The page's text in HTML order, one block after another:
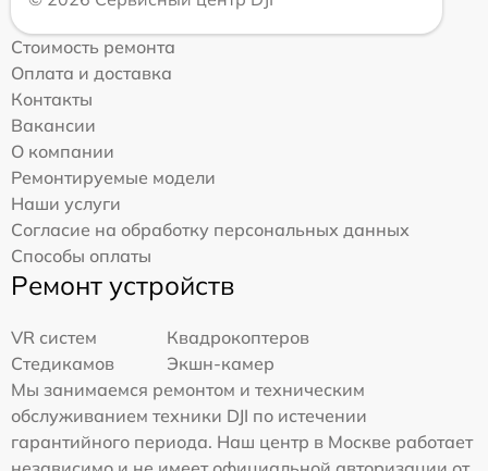
Стоимость ремонта
Оплата и доставка
Контакты
Вакансии
О компании
Ремонтируемые модели
Наши услуги
Согласие на обработку персональных данных
Способы оплаты
Ремонт устройств
VR систем
Квадрокоптеров
Стедикамов
Экшн-камер
Мы занимаемся ремонтом и техническим
обслуживанием техники DJI по истечении
гарантийного периода. Наш центр в Москве работает